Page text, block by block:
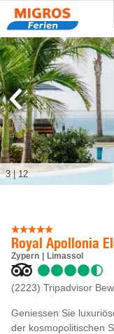
Royal Apollonia
Zypern Limassol
(2223) Tripadvisor
Geniessen Sie
der kosmopolitischen
3|12